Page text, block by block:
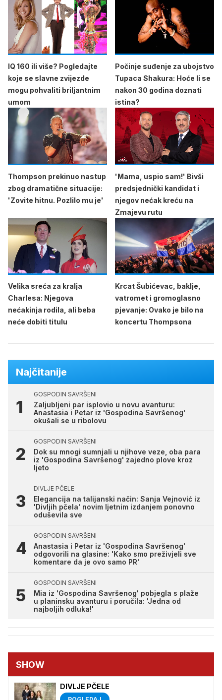
IQ 160 ili više? Pogledajte
koje se slavne zvijezde
mogu pohvaliti briljantnim
umom
Počinje suđenje za ubojstvo
Tupaca Shakura: Hoće li se
nakon 30 godina doznati
istina?
Thompson prekinuo nastup
zbog dramatične situacije:
'Zovite hitnu. Pozlilo mu je'
'Mama, uspio sam!' Bivši
predsjednički kandidat i
njegov nećak kreću na
Zmajevu rutu
Velika sreća za kralja
Charlesa: Njegova
nećakinja rodila, ali beba
neće dobiti titulu
Krcat Šubićevac, baklje,
vatromet i gromoglasno
pjevanje: Ovako je bilo na
koncertu Thompsona
Najčitanije
GOSPODIN SAVRŠENI
Zaljubljeni par isplovio u novu avanturu:
Anastasia i Petar iz 'Gospodina Savršenog'
okušali se u ribolovu
GOSPODIN SAVRŠENI
Dok su mnogi sumnjali u njihove veze, oba para
iz 'Gospodina Savršenog' zajedno plove kroz
ljeto
DIVLJE PČELE
Elegancija na talijanski način: Sanja Vejnović iz
'Divljih pčela' novim ljetnim izdanjem ponovno
oduševila sve
GOSPODIN SAVRŠENI
Anastasia i Petar iz 'Gospodina Savršenog'
odgovorili na glasine: 'Kako smo preživjeli sve
komentare da je ovo samo PR'
GOSPODIN SAVRŠENI
Mia iz 'Gospodina Savršenog' pobjegla s plaže
u planinsku avanturu i poručila: 'Jedna od
najboljih odluka!'
SHOW
DIVLJE PČELE